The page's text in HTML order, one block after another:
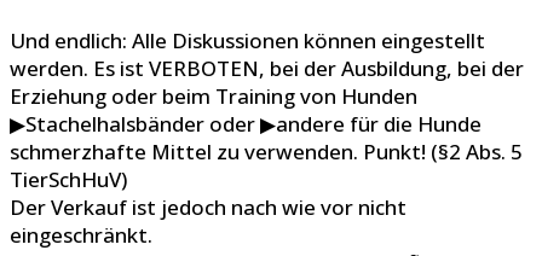
Und endlich: Alle Diskussionen können eingestellt
werden. Es ist VERBOTEN, bei der Ausbildung, bei der
Erziehung oder beim Training von Hunden
▶Stachelhalsbänder oder ▶andere für die Hunde
schmerzhafte Mittel zu verwenden. Punkt! (§2 Abs. 5
TierSchHuV)
Der Verkauf ist jedoch nach wie vor nicht
eingeschränkt.